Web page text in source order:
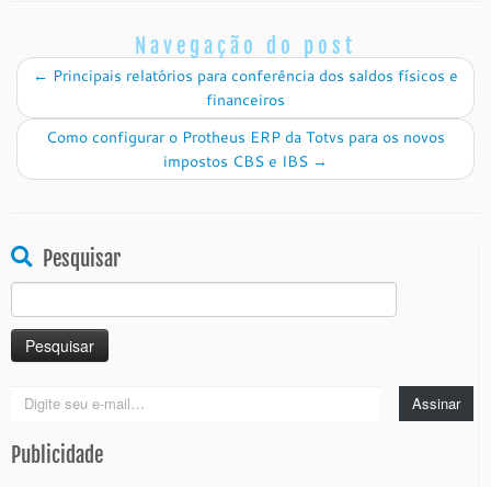
Navegação do post
← Principais relatórios para conferência dos saldos físicos e
financeiros
Como configurar o Protheus ERP da Totvs para os novos
impostos CBS e IBS →
Pesquisar
por:
Digite
e-
mail…
Assinar
Publicidade